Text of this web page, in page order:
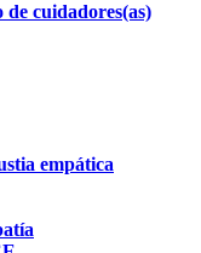
cuidadores(as)
empática